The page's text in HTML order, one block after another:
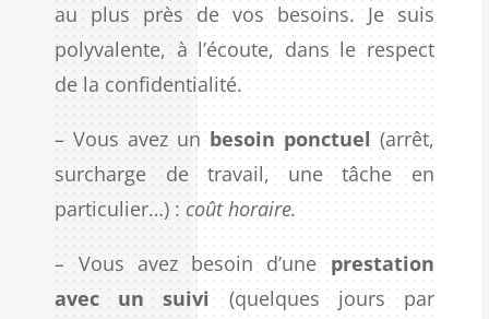
au plus près de vos besoins. Je suis
polyvalente, à l’écoute, dans le respect
de la confidentialité.
– Vous avez unbesoin ponctuel(arrêt,
surcharge de travail, une tâche en
particulier…) : coût horaire.
–Vous avez besoin d’uneprestation
avec un suivi (quelques jours par